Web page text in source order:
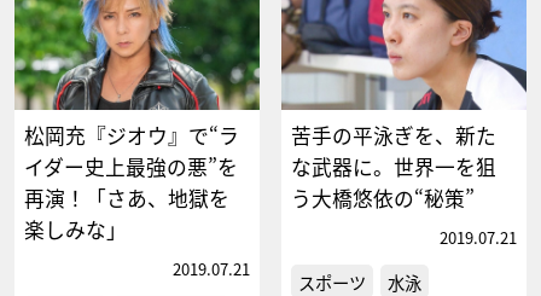
松岡充『ジオウ』で“ラ
イダー史上最強の悪”を
再演！「さあ、地獄を
楽しみな」
2019.07.21
苦手の平泳ぎを、新た
な武器に。世界一を狙
う大橋悠依の“秘策”
2019.07.21
スポーツ 水泳